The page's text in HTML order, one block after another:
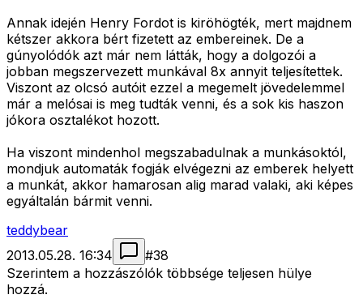
Annak idején Henry Fordot is kiröhögték, mert majdnem
kétszer akkora bért fizetett az embereinek. De a
gúnyolódók azt már nem látták, hogy a dolgozói a
jobban megszervezett munkával 8x annyit teljesítettek.
Viszont az olcsó autóit ezzel a megemelt jövedelemmel
már a melósai is meg tudták venni, és a sok kis haszon
jókora osztalékot hozott.
Ha viszont mindenhol megszabadulnak a munkásoktól,
mondjuk automaták fogják elvégezni az emberek helyett
a munkát, akkor hamarosan alig marad valaki, aki képes
egyáltalán bármit venni.
teddybear
2013.05.28. 16:34
#38
Szerintem a hozzászólók többsége teljesen hülye
hozzá.